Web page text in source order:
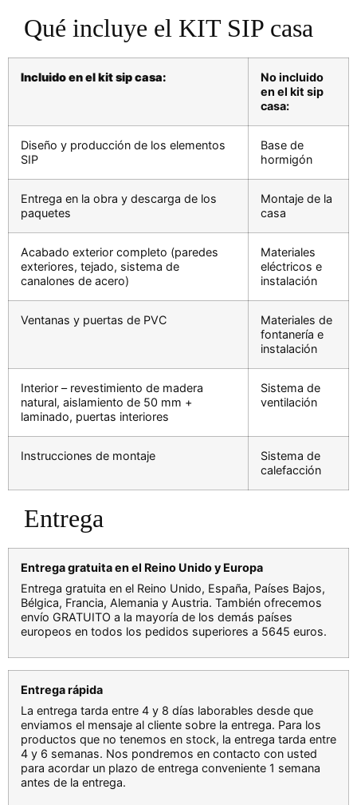
Qué incluye el KIT SIP casa
Incluido en el kit sip casa:
No incluido
en el kit sip
casa:
Diseño y producción de los elementos
SIP
Base de
hormigón
Entrega en la obra y descarga de los
paquetes
Montaje de la
casa
Acabado exterior completo (paredes
exteriores, tejado, sistema de
canalones de acero)
Materiales
eléctricos e
instalación
Ventanas y puertas de PVC
Materiales de
fontanería e
instalación
Interior – revestimiento de madera
natural, aislamiento de 50 mm +
laminado, puertas interiores
Sistema de
ventilación
Instrucciones de montaje
Sistema de
calefacción
Entrega
Entrega gratuita en el Reino Unido y Europa
Entrega gratuita en el Reino Unido, España, Países Bajos,
Bélgica, Francia, Alemania y Austria. También ofrecemos
envío GRATUITO a la mayoría de los demás países
europeos en todos los pedidos superiores a 5645 euros.
Entrega rápida
La entrega tarda entre 4 y 8 días laborables desde que
enviamos el mensaje al cliente sobre la entrega. Para los
productos que no tenemos en stock, la entrega tarda entre
4 y 6 semanas. Nos pondremos en contacto con usted
para acordar un plazo de entrega conveniente 1 semana
antes de la entrega.